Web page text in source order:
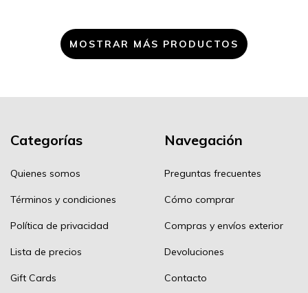
MOSTRAR MÁS PRODUCTOS
Categorías
Quienes somos
Términos y condiciones
Política de privacidad
Lista de precios
Gift Cards
Navegación
Preguntas frecuentes
Cómo comprar
Compras y envíos exterior
Devoluciones
Contacto